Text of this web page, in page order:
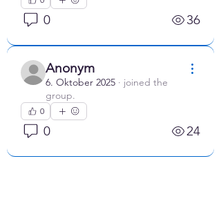
0 36
Anonym
6. Oktober 2025 · joined the
group.
0
0 24